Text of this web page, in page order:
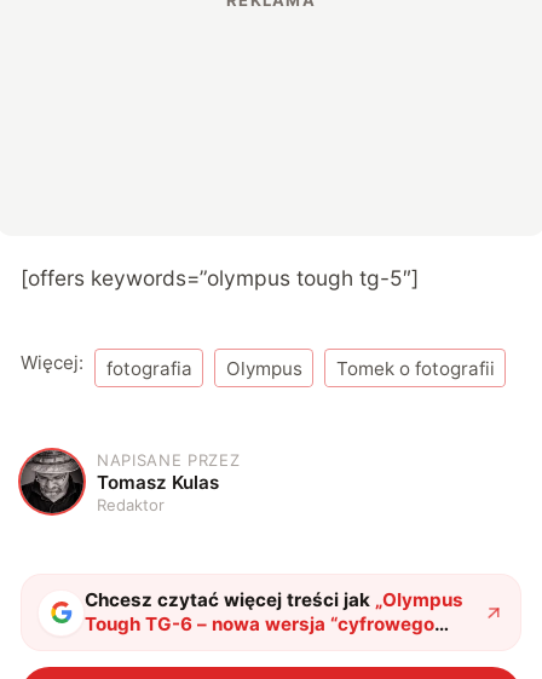
[offers keywords=”olympus tough tg-5″]
Więcej: fotografia Olympus Tomek o fotografii
T
NAPISANE PRZEZ
Tomasz Kulas
Redaktor
Chcesz czytać więcej treści jak „Olympus
Tough TG-6 – nowa wersja “cyfrowego
twardziela”"?